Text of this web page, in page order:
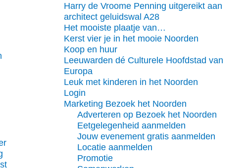
Harry de Vroome Penning uitgereikt aan
architect geluidswal A28
Het mooiste plaatje van…
Kerst vier je in het mooie Noorden
Koop en huur
Leeuwarden dé Culturele Hoofdstad van
Europa
Leuk met kinderen in het Noorden
Login
Marketing Bezoek het Noorden
Adverteren op Bezoek het Noorden
Eetgelegenheid aanmelden
Jouw evenement gratis aanmelden
Locatie aanmelden
Promotie